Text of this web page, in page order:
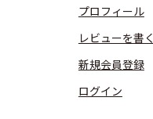
プロフィール
レビューを書く
新規会員登録
ログイン